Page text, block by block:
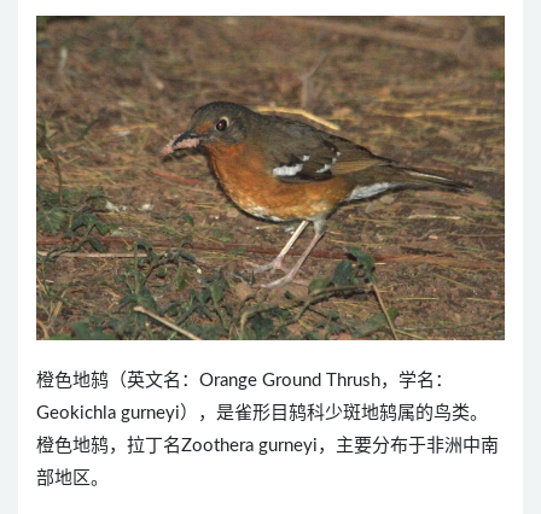
橙色地鸫（英文名：Orange Ground Thrush，学名：
Geokichla gurneyi），是雀形目鸫科少斑地鸫属的鸟类。
橙色地鸫，拉丁名Zoothera gurneyi，主要分布于非洲中南
部地区。